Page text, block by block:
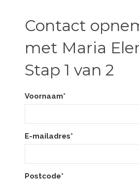
Contact
met Maria
Stap 1 van 2
Voornaam*
E-mailadres*
Postcode*